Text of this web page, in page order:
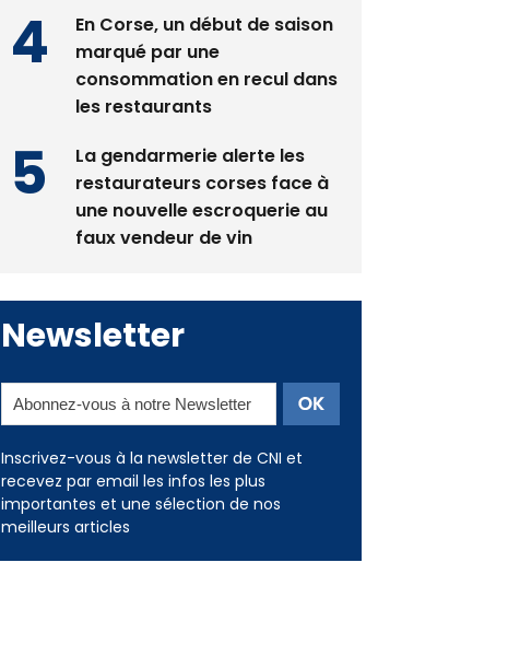
En Corse, un début de saison
marqué par une
consommation en recul dans
les restaurants
La gendarmerie alerte les
restaurateurs corses face à
une nouvelle escroquerie au
faux vendeur de vin
Newsletter
Inscrivez-vous à la newsletter de CNI et
recevez par email les infos les plus
importantes et une sélection de nos
meilleurs articles